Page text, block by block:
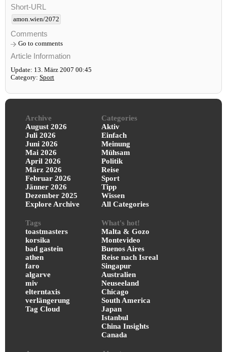
Short-URL
amon.wien/2072
Comments
Go to comments
Article Information
Update: 13. März 2007 00:45
Category: Sport
Archive
August 2026
Juli 2026
Juni 2026
Mai 2026
April 2026
März 2026
Februar 2026
Jänner 2026
Dezember 2025
Explore Archive
Categories
Aktiv
Einfach
Meinung
Mühsam
Politik
Reise
Sport
Tipp
Wissen
All Categories
Tags
toastmasters
korsika
bad gastein
athen
faro
algarve
miv
elterntaxis
verlängerung
Tag Cloud
What's hot!
Malta & Gozo
Montevideo
Buenos Aires
Reise nach Isreal
Singapur
Australien
Neuseeland
Chicago
South America
Japan
Istanbul
China Insights
Canada